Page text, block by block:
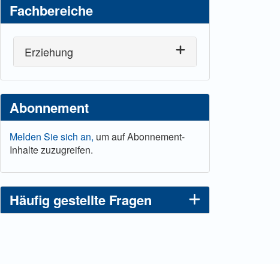
Fachbereiche
Erziehung
Abonnement
Melden Sie sich an, um auf Abonnement-
Inhalte zuzugreifen.
Häufig gestellte Fragen